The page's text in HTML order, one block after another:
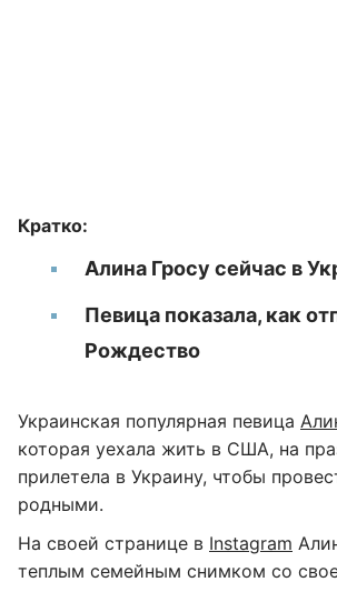
Кратко:
Алина Гросу сейчас в
Певица показала, как
Рождество
Украинская популярная певица
которая уехала жить в США, на
прилетела в Украину, чтобы
родными.
На своей странице в Instagram
теплым семейным снимком со